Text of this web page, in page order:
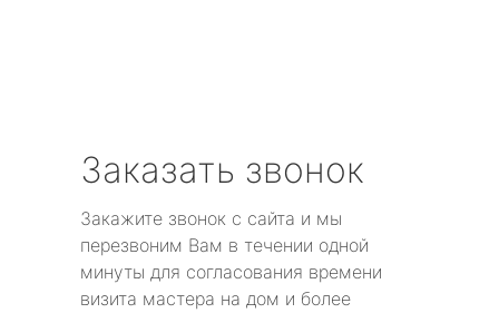
Заказать звонок
Закажите звонок с сайта и мы
перезвоним Вам в течении одной
минуты для согласования времени
визита мастера на дом и более